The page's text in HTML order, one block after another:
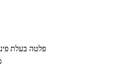
פלטה בעלת